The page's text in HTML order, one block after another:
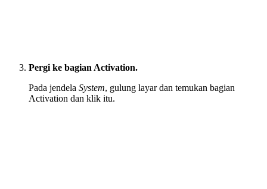
Pergi ke bagian Activation.
Pada jendela System, gulung layar dan temukan bagian
Activation dan klik itu.